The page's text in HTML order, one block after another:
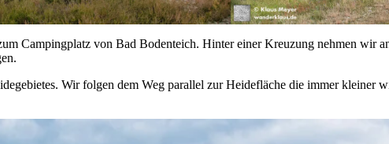
Campingplatz von Bad Bodenteich. Hinter einer Kreuzung nehmen wir
Wir folgen dem Weg parallel zur Heidefläche die immer kleiner